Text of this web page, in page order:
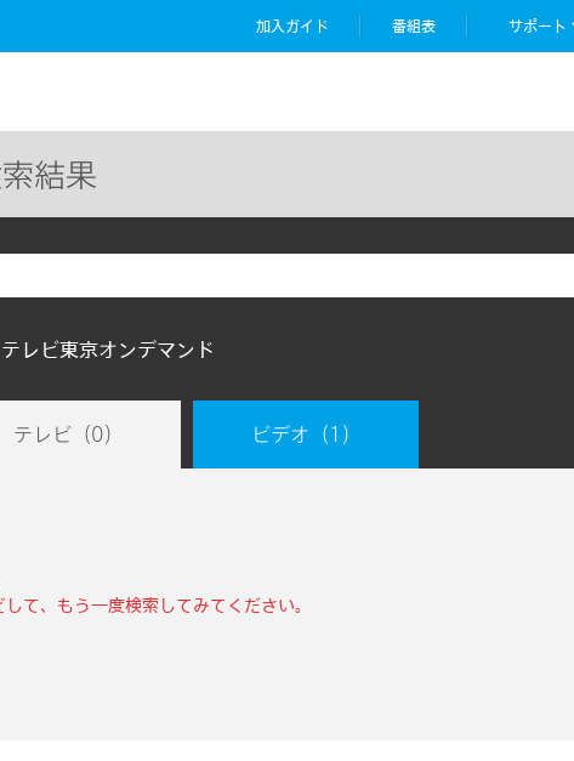
加入ガイド 番組表 サポート
結果
テレビ東京オンデマンド
テレビ（0） ビデオ （1）
て、もう一度検索してみてください。